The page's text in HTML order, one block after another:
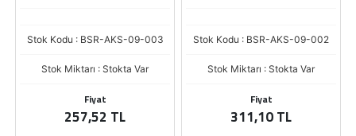
Stok Kodu : BSR-AKS-09-003
Stok Miktarı : Stokta Var
Fiyat
257,52 TL
Stok Kodu : BSR-AKS-09-002
Stok Miktarı : Stokta Var
Fiyat
311,10 TL